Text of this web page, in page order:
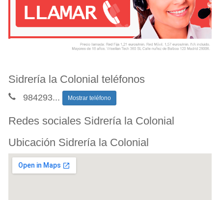
Sidrería la Colonial teléfonos
984293... Mostrar teléfono
Redes sociales Sidrería la Colonial
Ubicación Sidrería la Colonial